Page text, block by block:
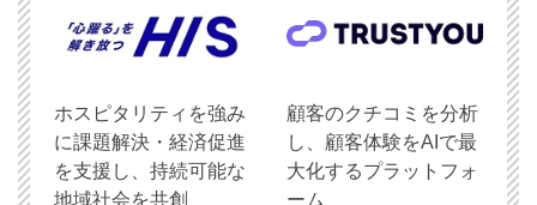
ホスピタリティを強み
に課題解決・経済促進
を支援し、持続可能な
地域社会を共創
顧客のクチコミを分析
し、顧客体験をAIで最
大化するプラットフォ
ーム